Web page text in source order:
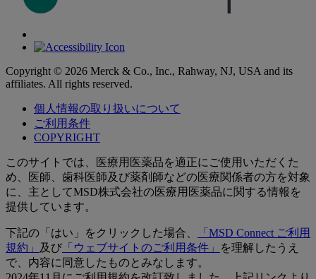
Copyright © 2026 Merck & Co., Inc., Rahway, NJ, USA and its
affiliates. All rights reserved.
個人情報の取り扱いについて
ご利用条件
COPYRIGHT
このサイトでは、医療用医薬品を適正にご使用いただくた
め、医師、歯科医師及び薬剤師などの医療関係者の方を対象
に、主としてMSD株式会社の医療用医薬品に関する情報を
提供しています。
下記の「はい」をクリックした場合、
「MSD Connect ご利用
規約」
及び 「ウェブサイトのご利用条件」
を理解したうえ
で、内容に同意したものとみなします。